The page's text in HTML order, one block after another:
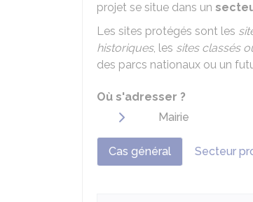
projet se situe dans un
Les sites protégés sont les
historiques, les sites classés
des parcs nationaux ou un
Où s'adresser ?
Mairie
Cas général Secteur